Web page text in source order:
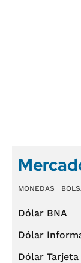
MONEDAS
Dólar BNA
Dólar
Dólar Tarjeta